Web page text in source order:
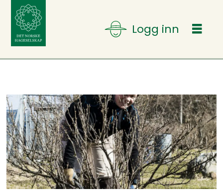
Tag:
solbær